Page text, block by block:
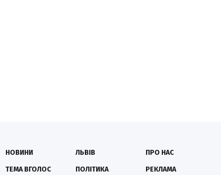
НОВИНИ
ТЕМА ВГОЛОС
ЛЬВІВ
ПОЛІТИКА
ПРО НАС
РЕКЛАМА